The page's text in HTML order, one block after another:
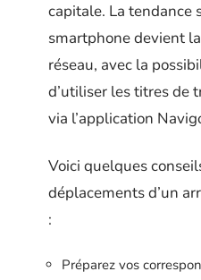
capitale. La tendance
smartphone devient
réseau, avec la
d’utiliser les titres de
via l’application
Voici quelques
déplacements d’un
:
Préparez vos